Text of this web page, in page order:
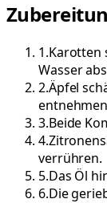
1.Karotten
Wasser
2.Äpfel
3.Beide
4.
verrühren.
5.Das Öl
6.Die